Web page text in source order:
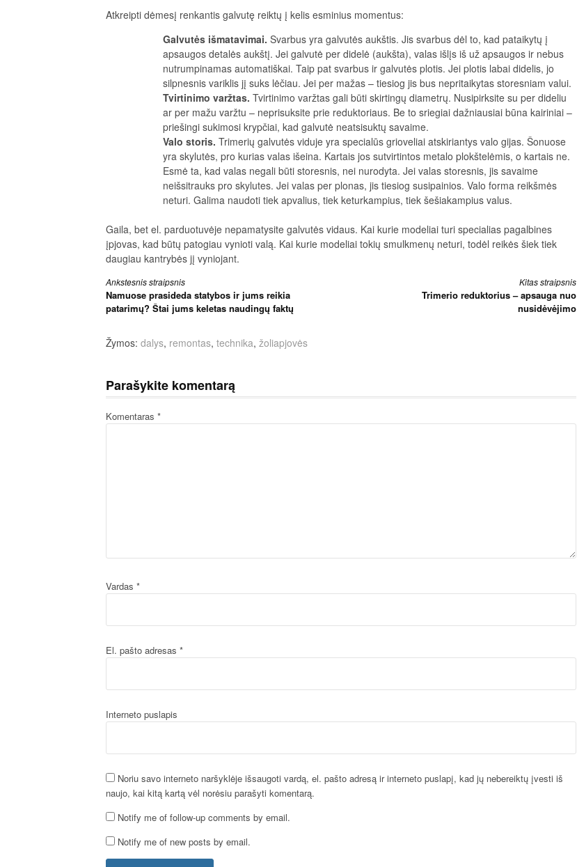
Atkreipti dėmesį renkantis galvutę reiktų į kelis esminius momentus:
Galvutės išmatavimai. Svarbus yra galvutės aukštis. Jis svarbus dėl to, kad pataikytų į
apsaugos detalės aukštį. Jei galvutė per didelė (aukšta), valas išlįs iš už apsaugos ir nebus
nutrumpinamas automatiškai. Taip pat svarbus ir galvutės plotis. Jei plotis labai didelis, jo
silpnesnis variklis jį suks lėčiau. Jei per mažas – tiesiog jis bus nepritaikytas storesniam valui.
Tvirtinimo varžtas. Tvirtinimo varžtas gali būti skirtingų diametrų. Nusipirksite su per dideliu
ar per mažu varžtu – neprisuksite prie reduktoriaus. Be to sriegiai dažniausiai būna kairiniai –
priešingi sukimosi krypčiai, kad galvutė neatsisuktų savaime.
Valo storis. Trimerių galvutės viduje yra specialūs grioveliai atskiriantys valo gijas. Šonuose
yra skylutės, pro kurias valas išeina. Kartais jos sutvirtintos metalo plokštelėmis, o kartais ne.
Esmė ta, kad valas negali būti storesnis, nei nurodyta. Jei valas storesnis, jis savaime
neišsitrauks pro skylutes. Jei valas per plonas, jis tiesiog susipainios. Valo forma reikšmės
neturi. Galima naudoti tiek apvalius, tiek keturkampius, tiek šešiakampius valus.
Gaila, bet el. parduotuvėje nepamatysite galvutės vidaus. Kai kurie modeliai turi specialias pagalbines
įpjovas, kad būtų patogiau vynioti valą. Kai kurie modeliai tokių smulkmenų neturi, todėl reikės šiek tiek
daugiau kantrybės jį vyniojant.
Skaityti
toliau
Ankstesnis straipsnis
Namuose prasideda statybos ir jums reikia
patarimų? Štai jums keletas naudingų faktų
Kitas straipsnis
Trimerio reduktorius – apsauga nuo
nusidėvėjimo
Žymos: dalys, remontas, technika, žoliapjovės
Parašykite komentarą
Komentaras *
Vardas *
El. pašto adresas *
Interneto puslapis
Noriu savo interneto naršyklėje išsaugoti vardą, el. pašto adresą ir interneto puslapį, kad jų nebereiktų įvesti iš
naujo, kai kitą kartą vėl norėsiu parašyti komentarą.
Notify me of follow-up comments by email.
Notify me of new posts by email.